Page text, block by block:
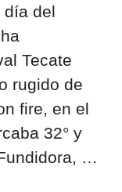
día del
Tecate
rugido de
fire, en el
32° y
…